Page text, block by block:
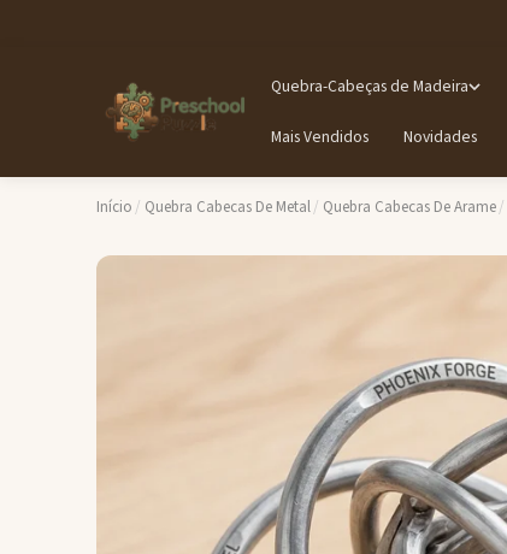
Quebra-Cabeças de Madeira
Mais Vendidos Novidades
Início / Quebra Cabecas De Metal/ Quebra Cabecas De Arame/